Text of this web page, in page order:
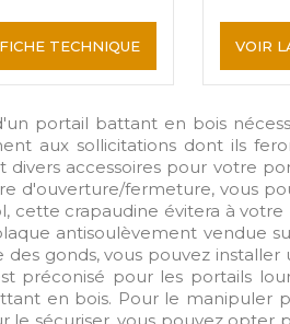
TECHNIQUE VOIR
portail battant en bois
aux sollicitations dont ils
divers accessoires pour votre
d'ouverture/fermeture, vous
cette crapaudine évitera à
antisoulèvement vendue
des gonds, vous pouvez
préconisé pour les portails
en bois. Pour le manipuler